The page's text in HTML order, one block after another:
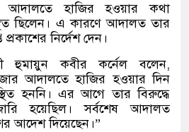
আদালতে হাজির হওয়ার কথা
ছিলেন। এ কারণে আদালত তার
প্রকাশের নির্দেশ দেন।
হুমায়ুন কবীর কর্নেল বলেন,
আদালতে হাজির হওয়ার দিন
হননি। এর আগে তার বিরুদ্ধে
হয়েছিল। সর্বশেষ আদালত
আদেশ দিয়েছেন।”